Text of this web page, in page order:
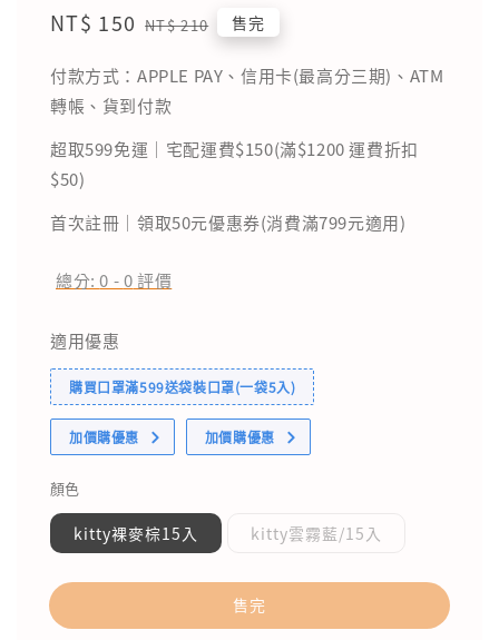
Sale
NT$ 150 Regular
NT$ 210 售完
付款方式：APPLE PAY、信用卡(最高分三期)、ATM
轉帳、貨到付款
超取599免運｜宅配運費$150(滿$1200 運費折扣
$50)
首次註冊｜領取50元優惠券(消費滿799元適用)
總分:0 -0評價
適用優惠
購買口罩滿599送袋裝口罩(一袋5入)
加價購優惠 加價購優惠
顏色
kitty裸麥棕15入 kitty雲霧藍/15入
售完